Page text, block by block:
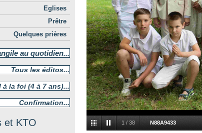
Eglises
Prêtre
Quelques prières
au quotidien...
Tous les éditos...
à la foi (4 à 7 ans)...
Confirmation...
et KTO 1 / 38 N88A9433